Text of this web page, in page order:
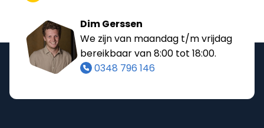
Dim Gerssen
We zijn van maandag t/m vrijdag
bereikbaar van 8:00 tot 18:00.
0348 796 146